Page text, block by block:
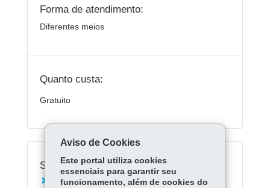
Forma de atendimento:
Diferentes meios
Quanto custa:
Gratuito
Serviços Relacionados:
Indicar condutor para auto de infração de
Aviso de Cookies
Este portal utiliza cookies
essenciais para garantir seu
funcionamento, além de cookies do